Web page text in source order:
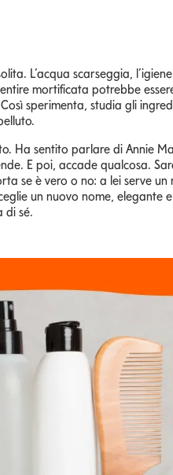
L’acqua scarseggia,
mortificata potrebbe
sperimenta, studia gli
Ha sentito parlare di Annie
E poi, accade qualcosa.
se è vero o no: a lei serve
un nuovo nome, elegante
di sé.